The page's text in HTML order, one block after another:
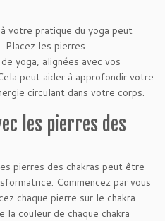
votre pratique du yoga peut
Placez les pierres
yoga, alignées avec vos
peut aider à approfondir votre
circulant dans votre corps.
les pierres des
pierres des chakras peut être
Commencez par vous
chaque pierre sur le chakra
la couleur de chaque chakra